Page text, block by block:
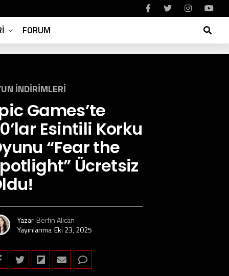
FORUM
İNDIRIMLERI
Games’te
Esintili Korku
“Fear the
Ücretsiz
Yazar Berfin Alican
Yayınlanma Eki 23, 2025